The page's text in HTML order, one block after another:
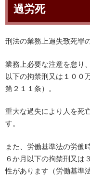
過労死
刑法の業務上過失致死罪
業務上必要な注意を怠り
以下の拘禁刑又は１００
第２１１条）。
重大な過失により人を死
す。
また、労働基準法の労働
６か月以下の拘禁刑又は
性があります（労働基準